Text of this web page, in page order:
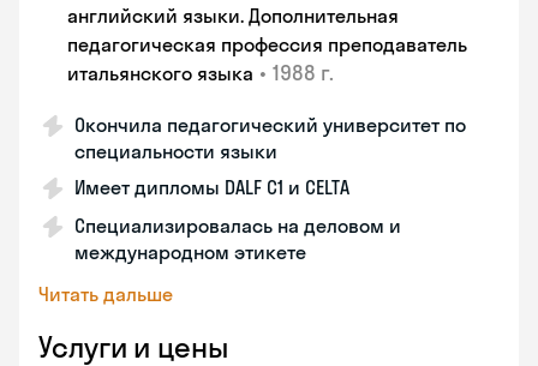
английский языки. Дополнительная
педагогическая профессия преподаватель
итальянского языка • 1988 г.
Окончила педагогический университет по
специальности языки
Имеет дипломы DALF C1 и CELTA
Специализировалась на деловом и
международном этикете
Читать дальше
Услуги и цены